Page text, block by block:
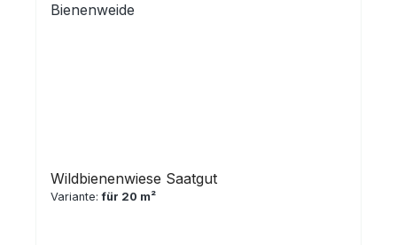
Wildbienenwiese Saatgut
Variante:für 20 m²